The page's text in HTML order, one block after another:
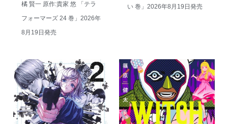
橘 賢一 原作:貴家 悠 「テラ
フォーマーズ 24 巻」2026年
8月19日発売
い 巻」2026年8月19日発売